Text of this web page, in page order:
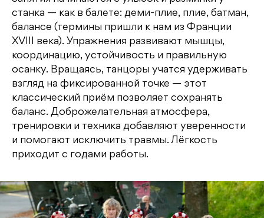
станка — как в балете: деми-плие, плие, батман,
балансе (термины пришли к нам из Франции
XVIII века). Упражнения развивают мышцы,
координацию, устойчивость и правильную
осанку. Вращаясь, танцоры учатся удерживать
взгляд на фиксированной точке — этот
классический приём позволяет сохранять
баланс. Доброжелательная атмосфера,
тренировки и техника добавляют уверенности
и помогают исключить травмы. Лёгкость
приходит с годами работы.